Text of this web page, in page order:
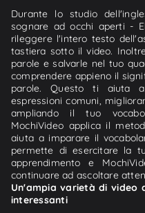
Durante lo studio
sognare ad occhi aperti -
rileggere l'intero testo
tastiera sotto il video.
parole e salvarle nel tuo
comprendere appieno il
parole. Questo ti aiuta
espressioni comuni,
ampliando il tuo
MochiVideo applica il
aiuta a imparare il
permette di esercitare la
apprendimento e
continuare ad ascoltare
Un'ampia varietà di video
interessanti